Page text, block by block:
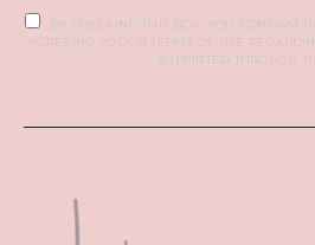
BY CHECKING THIS BOX, YOU CONFIRM
AGREEING TO OUR TERMS OF USE
SUBMITTED THROUGH